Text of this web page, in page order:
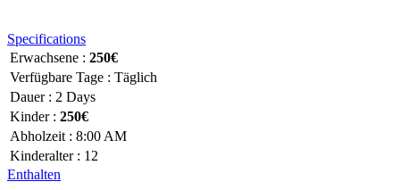
Specifications
Erwachsene : 250€
Verfügbare Tage : Täglich
Dauer : 2 Days
Kinder : 250€
Abholzeit : 8:00 AM
Kinderalter : 12
Enthalten